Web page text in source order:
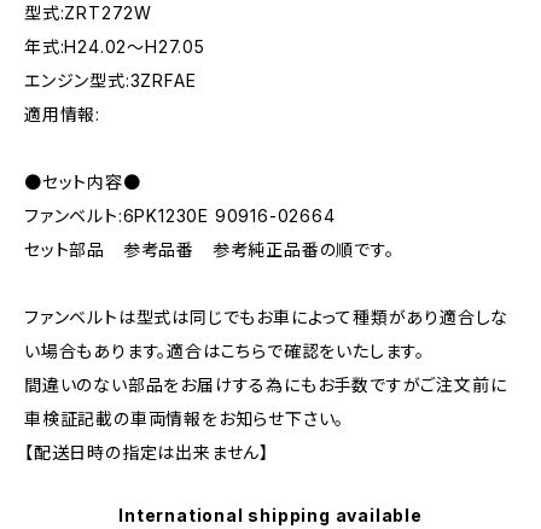
型式:ZRT272W
年式:H24.02～H27.05
エンジン型式:3ZRFAE
適用情報:
●セット内容●
ファンベルト:6PK1230E 90916-02664
セット部品 参考品番 参考純正品番の順です。
ファンベルトは型式は同じでもお車によって種類があり適合しな
い場合もあります。適合はこちらで確認をいたします。
間違いのない部品をお届けする為にもお手数ですがご注文前に
車検証記載の車両情報をお知らせ下さい。
【配送日時の指定は出来ません】
International shipping available